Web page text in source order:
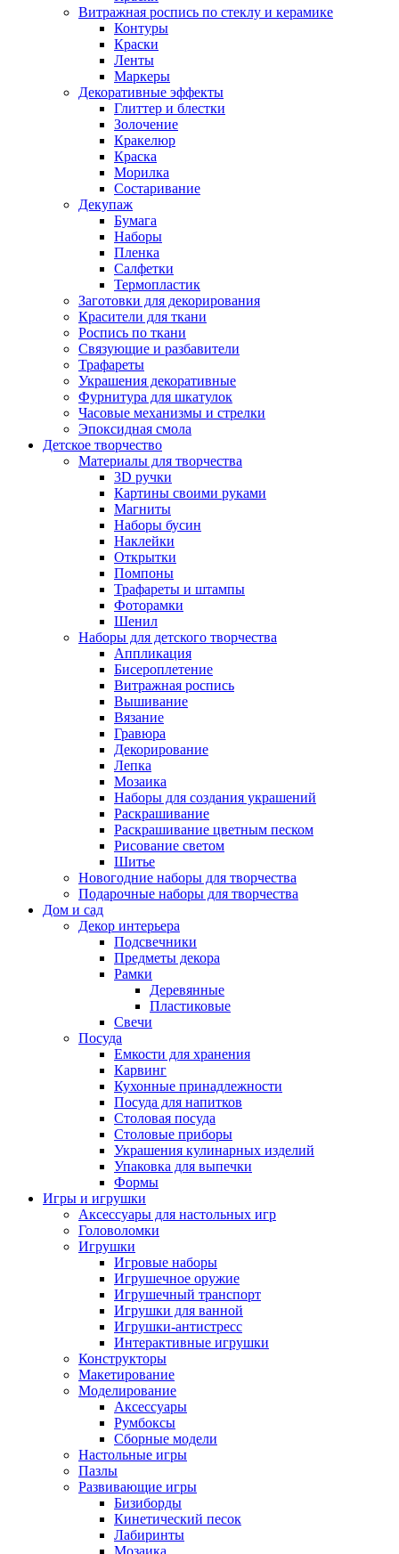
Витражная роспись по стеклу и керамике
Контуры
Краски
Ленты
Маркеры
Декоративные эффекты
Глиттер и блестки
Золочение
Кракелюр
Краска
Морилка
Состаривание
Декупаж
Бумага
Наборы
Пленка
Салфетки
Термопластик
Заготовки для декорирования
Красители для ткани
Роспись по ткани
Связующие и разбавители
Трафареты
Украшения декоративные
Фурнитура для шкатулок
Часовые механизмы и стрелки
Эпоксидная смола
Детское творчество
Материалы для творчества
3D ручки
Картины своими руками
Магниты
Наборы бусин
Наклейки
Открытки
Помпоны
Трафареты и штампы
Фоторамки
Шенил
Наборы для детского творчества
Аппликация
Бисероплетение
Витражная роспись
Вышивание
Вязание
Гравюра
Декорирование
Лепка
Мозаика
Наборы для создания украшений
Раскрашивание
Раскрашивание цветным песком
Рисование светом
Шитье
Новогодние наборы для творчества
Подарочные наборы для творчества
Дом и сад
Декор интерьера
Подсвечники
Предметы декора
Рамки
Деревянные
Пластиковые
Свечи
Посуда
Емкости для хранения
Карвинг
Кухонные принадлежности
Посуда для напитков
Столовая посуда
Столовые приборы
Украшения кулинарных изделий
Упаковка для выпечки
Формы
Игры и игрушки
Аксессуары для настольных игр
Головоломки
Игрушки
Игровые наборы
Игрушечное оружие
Игрушечный транспорт
Игрушки для ванной
Игрушки-антистресс
Интерактивные игрушки
Конструкторы
Макетирование
Моделирование
Аксессуары
Румбоксы
Сборные модели
Настольные игры
Пазлы
Развивающие игры
Бизиборды
Кинетический песок
Лабиринты
Мозаика